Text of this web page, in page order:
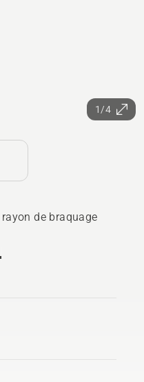
1/4
de braquage